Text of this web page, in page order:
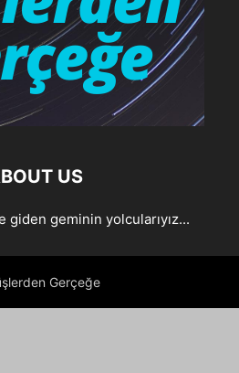
US
giden geminin yolcularıyız...
Gerçeğe